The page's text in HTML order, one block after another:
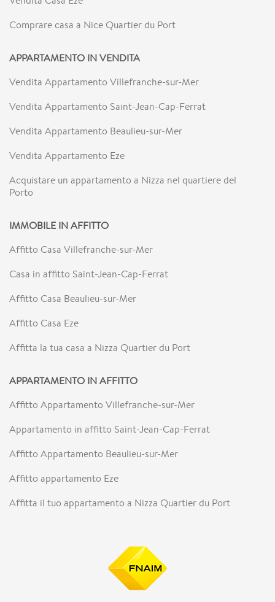
Comprare casa a Nice Quartier du Port
APPARTAMENTO IN VENDITA
Vendita Appartamento Villefranche-sur-Mer
Vendita Appartamento Saint-Jean-Cap-Ferrat
Vendita Appartamento Beaulieu-sur-Mer
Vendita Appartamento Eze
Acquistare un appartamento a Nizza nel quartiere del
Porto
IMMOBILE IN AFFITTO
Affitto Casa Villefranche-sur-Mer
Casa in affitto Saint-Jean-Cap-Ferrat
Affitto Casa Beaulieu-sur-Mer
Affitto Casa Eze
Affitta la tua casa a Nizza Quartier du Port
APPARTAMENTO IN AFFITTO
Affitto Appartamento Villefranche-sur-Mer
Appartamento in affitto Saint-Jean-Cap-Ferrat
Affitto Appartamento Beaulieu-sur-Mer
Affitto appartamento Eze
Affitta il tuo appartamento a Nizza Quartier du Port